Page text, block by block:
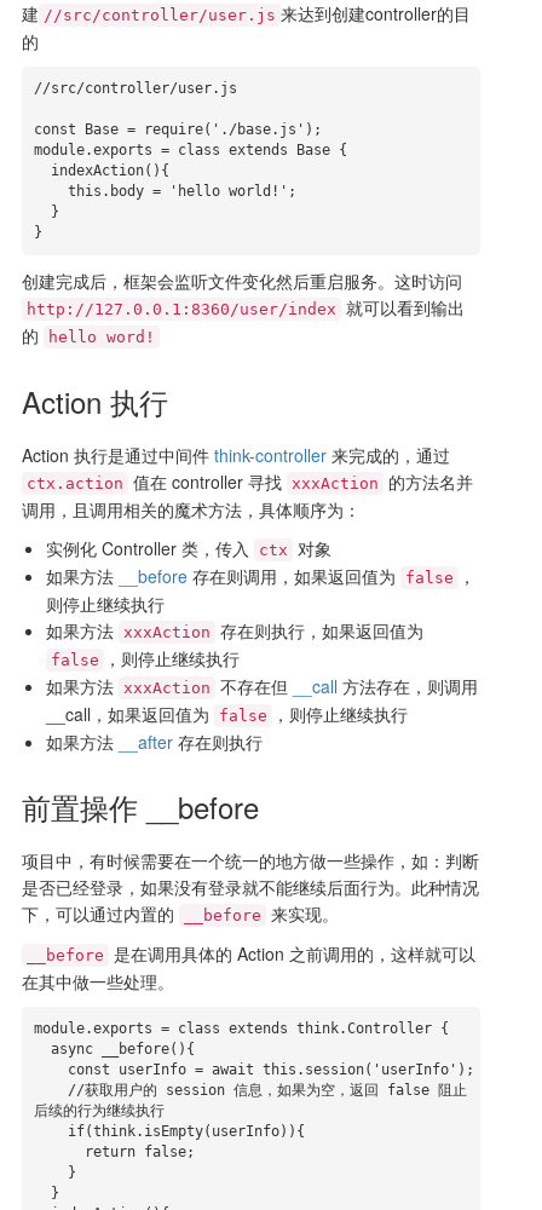
建 //src/controller/user.js 来达到创建controller的目
的
//src/controller/user.js
const Base = require('./base.js');
module.exports = class extends Base {
}
创建完成后，框架会监听文件变化然后重启服务。这时访问
http://127.0.0.1:8360/user/index 就可以看到输出
的
hello word!
Action 执行
Action 执行是通过中间件 think-controller来完成的，通过
ctx.action 值在 controller 寻找 xxxAction
的方法名并
调用，且调用相关的魔术方法，具体顺序为：
实例化 Controller 类，传入
ctx 对象
如果方法
__before存在则调用，如果返回值为 false
，
则停止继续执行
如果方法 xxxAction 存在则执行，如果返回值为
false
，则停止继续执行
如果方法 xxxAction 不存在但 __call 方法存在，则调用
__call，如果返回值为
false
，则停止继续执行
如果方法
__after存在则执行
前置操作 __before
项目中，有时候需要在一个统一的地方做一些操作，如：判断
是否已经登录，如果没有登录就不能继续后面行为。此种情况
下，可以通过内置的
__before 来实现。
__before 是在调用具体的 Action 之前调用的，这样就可以
在其中做一些处理。
module.exports = class extends think.Controller {
后续的行为继续执行